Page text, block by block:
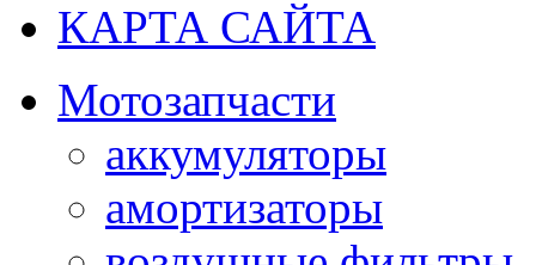
КАРТА САЙТА
Мотозапчасти
аккумуляторы
амортизаторы